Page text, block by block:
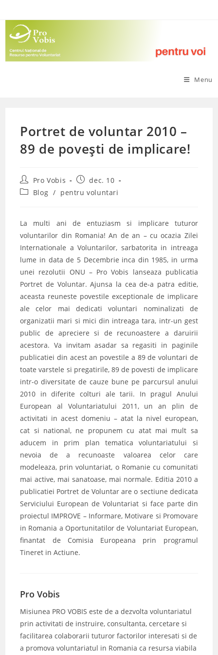
to
content
Menu
Portret de voluntar 2010 –
89 de povești de implicare!
Post
author:
Pro Vobis
Post
published:
dec. 10
PostBlog / pentru voluntari
‎La multi ani de entuziasm si implicare tuturor
voluntarilor din Romania! An de an – cu ocazia Zilei
Internationale a Voluntarilor, sarbatorita in intreaga
lume in data de 5 Decembrie inca din 1985, in urma
unei rezolutii ONU – Pro Vobis lanseaza publicatia
Portret de Voluntar. Ajunsa la cea de-a patra editie,
aceasta reuneste povestile exceptionale de implicare
ale celor mai dedicati voluntari nominalizati de
organizatii mari si mici din intreaga tara, intr-un gest
public de apreciere si de recunoastere a daruirii
acestora. Va invitam asadar sa regasiti in paginile
publicatiei din acest an povestile a 89 de voluntari de
toate varstele si pregatirile, 89 de povesti de implicare
intr-o diversitate de cauze bune pe parcursul anului
2010 in diferite colturi ale tarii. In pragul Anului
European al Voluntariatului 2011, un an plin de
activitati in acest domeniu – atat la nivel european,
cat si national, ne propunem cu atat mai mult sa
aducem in prim plan tematica voluntariatului si
nevoia de a recunoaste valoarea celor care
modeleaza, prin voluntariat, o Romanie cu comunitati
mai active, mai sanatoase, mai normale. Editia 2010 a
publicatiei Portret de Voluntar are o sectiune dedicata
Serviciului European de Voluntariat si face parte din
proiectul IMPROVE – Informare, Motivare si Promovare
in Romania a Oportunitatilor de Voluntariat European,
finantat de Comisia Europeana prin programul
Tineret in Actiune.
Pro Vobis
Misiunea PRO VOBIS este de a dezvolta voluntariatul
prin activitati de instruire, consultanta, cercetare si
facilitarea colaborarii tuturor factorilor interesati si de
a promova voluntariatul in Romania ca resursa viabila